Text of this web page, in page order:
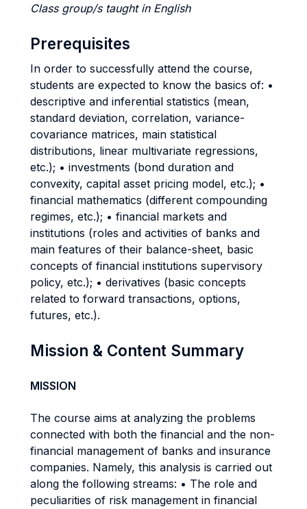
Class group/s taught in English
Prerequisites
In order to successfully attend the course,
students are expected to know the basics of: •
descriptive and inferential statistics (mean,
standard deviation, correlation, variance-
covariance matrices, main statistical
distributions, linear multivariate regressions,
etc.); • investments (bond duration and
convexity, capital asset pricing model, etc.); •
financial mathematics (different compounding
regimes, etc.); • financial markets and
institutions (roles and activities of banks and
main features of their balance-sheet, basic
concepts of financial institutions supervisory
policy, etc.); • derivatives (basic concepts
related to forward transactions, options,
futures, etc.).
Mission & Content Summary
MISSION
The course aims at analyzing the problems
connected with both the financial and the non-
financial management of banks and insurance
companies. Namely, this analysis is carried out
along the following streams: • The role and
peculiarities of risk management in financial